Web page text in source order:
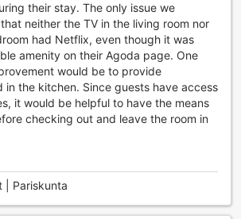
Apartments - Dubai tarjoaa vierailleen
jotka tekevät oleskelusta
24-tunnin huonepalvelu
ateriat ja juomat ovat aina
tahansa. Hotellin pesulapalvelut,
ja pyykinpesumahdollisuus,
ja raikkaina koko matkan ajan.
palvelu on valmiina auttamaan
jotta voit nauttia Dubain
huolia.
pysyä yhteydessä ystäviisi ja
tallelokerot, joihin voit säilyttää
their stay. The only issue we
neither the TV in the living room nor
had Netflix, even though it was
amenity on their Agoda page. One
would be to provide
in the kitchen. Since guests have access
it would be helpful to have the means
checking out and leave the room in
| Pariskunta